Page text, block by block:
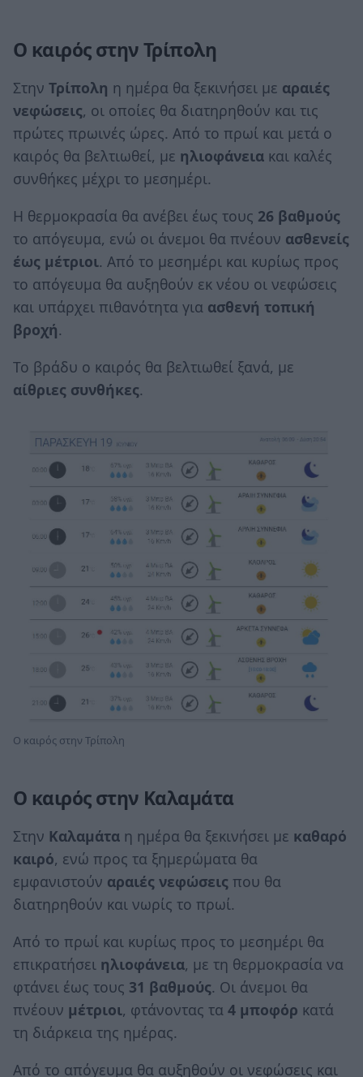
Ο καιρός στην Τρίπολη
Στην Τρίπολη η ημέρα θα ξεκινήσει με αραιές
νεφώσεις, οι οποίες θα διατηρηθούν και τις
πρώτες πρωινές ώρες. Από το πρωί και μετά ο
καιρός θα βελτιωθεί, με ηλιοφάνεια και καλές
συνθήκες μέχρι το μεσημέρι.
Η θερμοκρασία θα ανέβει έως τους 26 βαθμούς
το απόγευμα, ενώ οι άνεμοι θα πνέουν ασθενείς
έως μέτριοι. Από το μεσημέρι και κυρίως προς
το απόγευμα θα αυξηθούν εκ νέου οι νεφώσεις
και υπάρχει πιθανότητα για ασθενή τοπική
βροχή.
Το βράδυ ο καιρός θα βελτιωθεί ξανά, με
αίθριες συνθήκες.
Ο καιρός στην Τρίπολη
Ο καιρός στην Καλαμάτα
Στην Καλαμάτα η ημέρα θα ξεκινήσει με καθαρό
καιρό, ενώ προς τα ξημερώματα θα
εμφανιστούν αραιές νεφώσεις που θα
διατηρηθούν και νωρίς το πρωί.
Από το πρωί και κυρίως προς το μεσημέρι θα
επικρατήσει ηλιοφάνεια, με τη θερμοκρασία να
φτάνει έως τους 31 βαθμούς. Οι άνεμοι θα
πνέουν μέτριοι, φτάνοντας τα 4 μποφόρ κατά
τη διάρκεια της ημέρας.
Από το απόγευμα θα αυξηθούν οι νεφώσεις και